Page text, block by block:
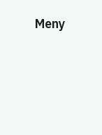
Meny